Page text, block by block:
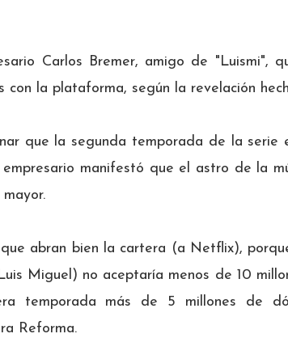
Carlos Bremer, amigo de "Luismi",
con la plataforma, según la revelación
que la segunda temporada de la
manifestó que el astro de la
abran bien la cartera (a Netflix),
Miguel) no aceptaría menos de 10
temporada más de 5 millones de
Reforma.